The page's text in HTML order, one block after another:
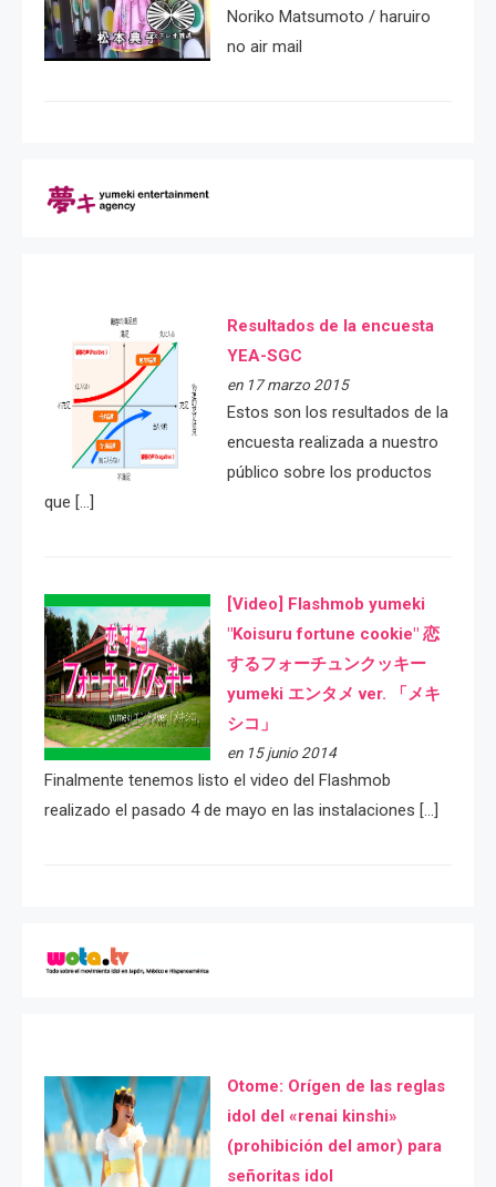
Noriko Matsumoto / haruiro
no air mail
Resultados de la encuesta
YEA-SGC
en 17 marzo 2015
Estos son los resultados de la
encuesta realizada a nuestro
público sobre los productos
que […]
[Video] Flashmob yumeki
"Koisuru fortune cookie" 恋
するフォーチュンクッキー
yumeki エンタメ ver. 「メキ
シコ」
en 15 junio 2014
Finalmente tenemos listo el video del Flashmob
realizado el pasado 4 de mayo en las instalaciones […]
Otome: Orígen de las reglas
idol del «renai kinshi»
(prohibición del amor) para
señoritas idol